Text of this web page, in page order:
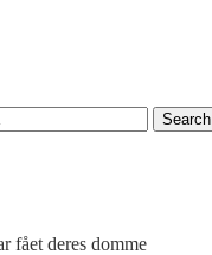
Search
fået deres domme